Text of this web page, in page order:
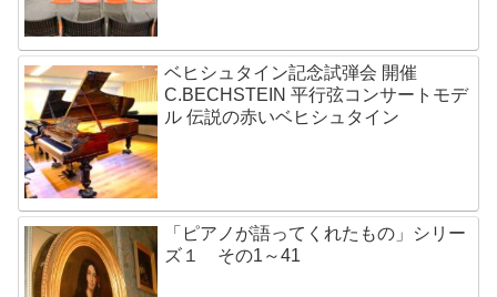
ベヒシュタイン記念試弾会 開催
C.BECHSTEIN 平行弦コンサートモデ
ル 伝説の赤いベヒシュタイン
「ピアノが語ってくれたもの」シリー
ズ１ その1～41